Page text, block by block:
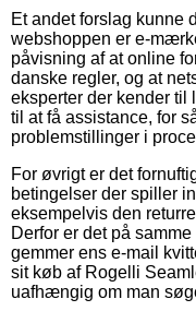
Et andet forslag kunne
webshoppen er e-
påvisning af at online
danske regler, og at
eksperter der kender til
til at få assistance, for
problemstillinger i
For øvrigt er det
betingelser der spiller
eksempelvis den
Derfor er det på
gemmer ens e-mail
sit køb af Rogelli
uafhængig om man